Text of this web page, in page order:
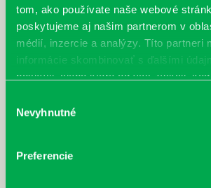
tom, ako používate naše webové
poskytujeme aj našim partnerom v
médií, inzercie a analýzy. Títo partneri
informácie skombinovať s ďalšími
poskytli, alebo ktoré od vás získali,
súhlasu
Nevyhnutné
Preferencie
cyklistu modernej doby:
nezastaviteľný